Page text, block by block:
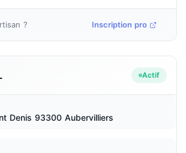
? Inscription pro
Actif
Denis 93300 Aubervilliers